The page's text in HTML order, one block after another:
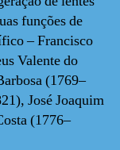
funções de
– Francisco
Valente do
(1769–
José Joaquim
(1776–